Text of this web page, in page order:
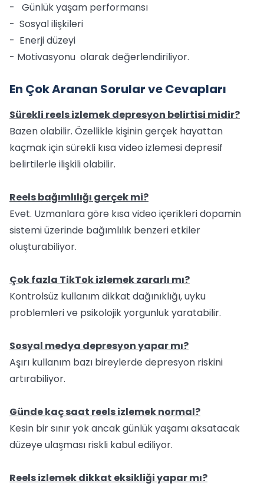
- Günlük yaşam performansı
- Sosyal ilişkileri
- Enerji düzeyi
- Motivasyonu olarak değerlendiriliyor.
En Çok Aranan Sorular ve Cevapları
Sürekli reels izlemek depresyon belirtisi midir?
Bazen olabilir. Özellikle kişinin gerçek hayattan
kaçmak için sürekli kısa video izlemesi depresif
belirtilerle ilişkili olabilir.
Reels bağımlılığı gerçek mi?
Evet. Uzmanlara göre kısa video içerikleri dopamin
sistemi üzerinde bağımlılık benzeri etkiler
oluşturabiliyor.
Çok fazla TikTok izlemek zararlı mı?
Kontrolsüz kullanım dikkat dağınıklığı, uyku
problemleri ve psikolojik yorgunluk yaratabilir.
Sosyal medya depresyon yapar mı?
Aşırı kullanım bazı bireylerde depresyon riskini
artırabiliyor.
Günde kaç saat reels izlemek normal?
Kesin bir sınır yok ancak günlük yaşamı aksatacak
düzeye ulaşması riskli kabul ediliyor.
Reels izlemek dikkat eksikliği yapar mı?